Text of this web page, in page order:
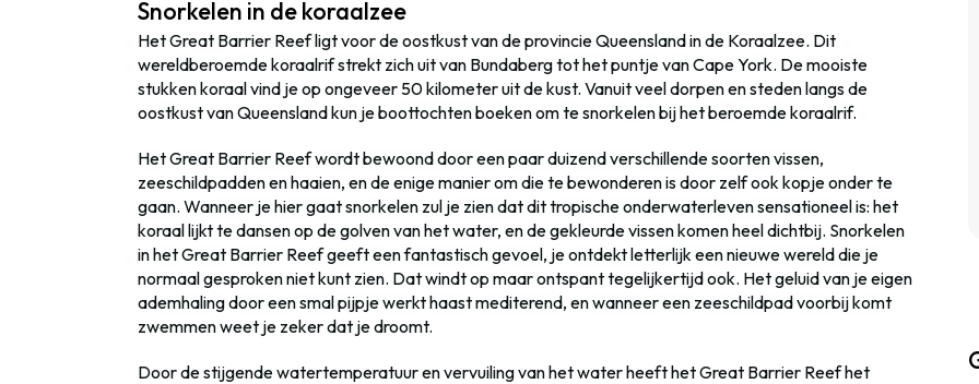
Snorkelen in de koraalzee
Het Great Barrier Reef ligt voor de oostkust van de provincie Queensland in de Koraalzee. Dit
wereldberoemde koraalrif strekt zich uit van Bundaberg tot het puntje van Cape York. De mooiste
stukken koraal vind je op ongeveer 50 kilometer uit de kust. Vanuit veel dorpen en steden langs de
oostkust van Queensland kun je boottochten boeken om te snorkelen bij het beroemde koraalrif.
Het Great Barrier Reef wordt bewoond door een paar duizend verschillende soorten vissen,
zeeschildpadden en haaien, en de enige manier om die te bewonderen is door zelf ook kopje onder te
gaan. Wanneer je hier gaat snorkelen zul je zien dat dit tropische onderwaterleven sensationeel is: het
koraal lijkt te dansen op de golven van het water, en de gekleurde vissen komen heel dichtbij. Snorkelen
in het Great Barrier Reef geeft een fantastisch gevoel, je ontdekt letterlijk een nieuwe wereld die je
normaal gesproken niet kunt zien. Dat windt op maar ontspant tegelijkertijd ook. Het geluid van je eigen
ademhaling door een smal pijpje werkt haast mediterend, en wanneer een zeeschildpad voorbij komt
zwemmen weet je zeker dat je droomt.
Door de stijgende watertemperatuur en vervuiling van het water heeft het Great Barrier Reef het